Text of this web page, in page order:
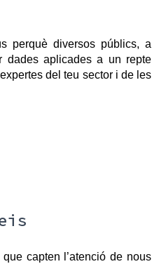
perquè diversos públics, a
dades aplicades a un repte
del teu sector i de les
capten l’atenció de nous